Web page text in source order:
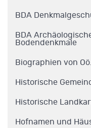
BDA
BDA
Bodendenkmale
Biographien von
Historische
Historische
Hofnamen und